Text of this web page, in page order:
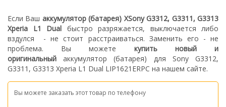
Если Ваш аккумулятор (батарея) XSony G3312, G3311, G3313
Xperia L1 Dual быстро разряжается, выключается либо
вздулся
- не стоит расстраиваться. Заменить его - не
проблема. Вы можете купить новый
и
оригинальный аккумулятор (батарея) для Sony G3312,
G3311, G3313 Xperia L1 Dual LIP1621ERPC на нашем сайте.
Вы можете заказать этот товар по телефону